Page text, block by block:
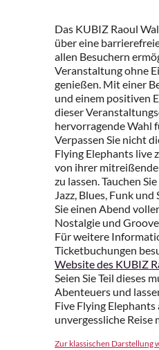
Das KUBIZ Raoul
über eine
allen Besuchern
Veranstaltung ohne
genießen. Mit einer
und einem positiven
dieser
hervorragende Wahl
Verpassen Sie nicht
Flying Elephants live
von ihrer
zu lassen. Tauchen
Jazz, Blues, Funk
Sie einen Abend
Nostalgie und
Für weitere
Ticketbuchungen
Website des KUBIZ
Seien Sie Teil dieses
Abenteuers und
Five Flying Elephants
unvergessliche Reise
Zur klassischen Darstellung